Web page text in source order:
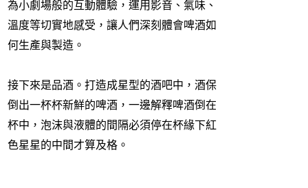
為小劇場般的互動體驗，運用影音、氣味、
溫度等切實地感受，讓人們深刻體會啤酒如
何生產與製造。
接下來是品酒。打造成星型的酒吧中，酒保
倒出一杯杯新鮮的啤酒，一邊解釋啤酒倒在
杯中，泡沫與液體的間隔必須停在杯緣下紅
色星星的中間才算及格。